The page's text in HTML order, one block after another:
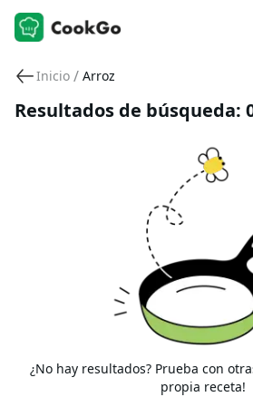
Inicio / Arroz
Resultados de búsqueda:
¿No hay resultados? Prueba con
propia receta!